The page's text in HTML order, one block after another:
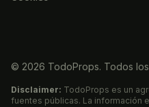
© 2026 TodoProps. Todos
Disclaimer: TodoProps es un
fuentes públicas. La información